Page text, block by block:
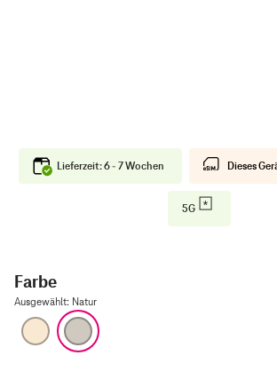
Lieferzeit: 6 - 7 Wochen Dieses
5G
Farbe
Ausgewählt: Natur
Gold